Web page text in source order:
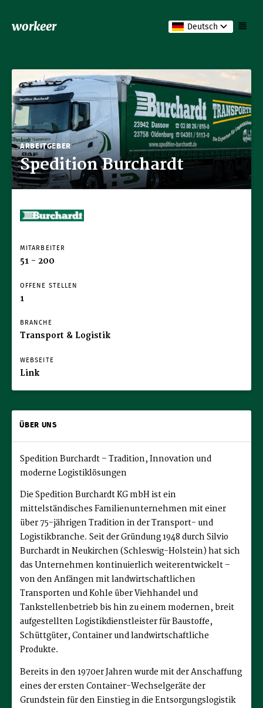
workeer Deutsch
ARBEITGEBER
Spedition Burchardt
MITARBEITER
51 - 200
OFFENE STELLEN
1
BRANCHE
Transport & Logistik
WEBSEITE
Link
ÜBER UNS
Spedition Burchardt – Tradition, Innovation und
moderne Logistiklösungen
Die Spedition Burchardt KG mbH ist ein
mittelständisches Familienunternehmen mit einer
über 75-jährigen Tradition in der Transport- und
Logistikbranche. Seit der Gründung 1948 durch Silvio
Burchardt in Neukirchen (Schleswig-Holstein) hat sich
das Unternehmen kontinuierlich weiterentwickelt –
von den Anfängen mit landwirtschaftlichen
Transporten und Kohle über Viehhandel und
Tankstellenbetrieb bis hin zu einem modernen, breit
aufgestellten Logistikdienstleister für Baustoffe,
Schüttgüter, Container und landwirtschaftliche
Produkte.
Bereits in den 1970er Jahren wurde mit der Anschaffung
eines der ersten Container-Wechselgeräte der
Grundstein für den Einstieg in die Entsorgungslogistik